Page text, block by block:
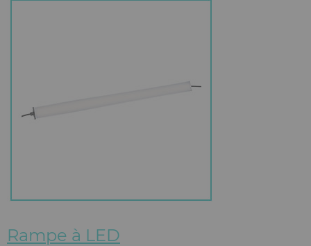
Rampe à LED